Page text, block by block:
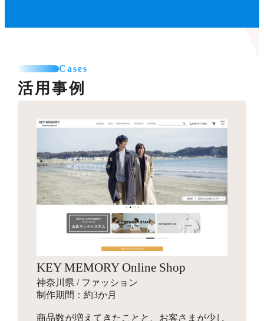
て利用可能なパーツを制作します。
バナー作成
るための画像を制作します。
ロゴ作成
お見積り
会社名やサービス、商品に使用するロゴマークをデザイ
10,000円～
検索エンジン対策ワード入力
Search Consoleの設定
カテゴリー登録
お見積り
他カートサービスからの引っ越しを代行します。
独自ドメイン設定
16,500円～
ご希望のドメインに設定します。
お見積り
新規商品登録、引っ越しでの登録など、ご状況に合わせ
た商品設定代行を行います。
SNSエリア設置
送料一覧表テーブル作成
バナー作成・設置
撮影代行
お見積り
プロのカメラマンが、商品・モデル・イメージ撮影を行
います。動画撮影にも対応可能です。指定のスタジオへ
す。
インフルエンサーギフティング
88,000円～
ショップの商品をインフルエンサーがSNSでPR投稿する
手配を行い、幅広いインプレッションの獲得を目指しま
パッケージデザイン
お見積り
商品のパッケージやロゴ画像、ブランディングデザイン
を行います。
Cases
活用事例
KEY MEMORY Online Shop
神奈川県 / ファッション
制作期間：約3か月
商品数が増えてきたことと、お客さまが少し